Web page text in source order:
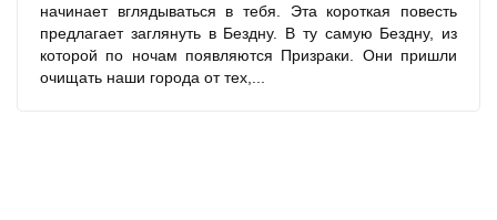
начинает вглядываться в тебя. Эта короткая повесть
предлагает заглянуть в Бездну. В ту самую Бездну, из
которой по ночам появляются Призраки. Они пришли
очищать наши города от тех,...